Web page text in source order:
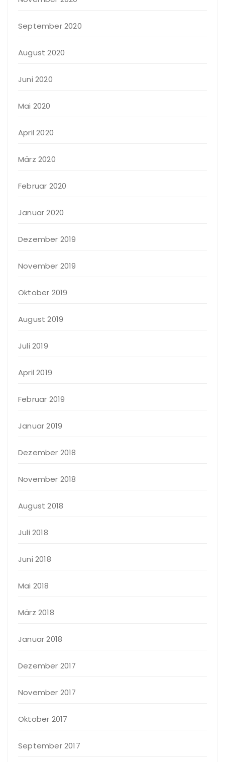
September 2020
August 2020
Juni 2020
Mai 2020
April 2020
März 2020
Februar 2020
Januar 2020
Dezember 2019
November 2019
Oktober 2019
August 2019
Juli 2019
April 2019
Februar 2019
Januar 2019
Dezember 2018
November 2018
August 2018
Juli 2018
Juni 2018
Mai 2018
März 2018
Januar 2018
Dezember 2017
November 2017
Oktober 2017
September 2017